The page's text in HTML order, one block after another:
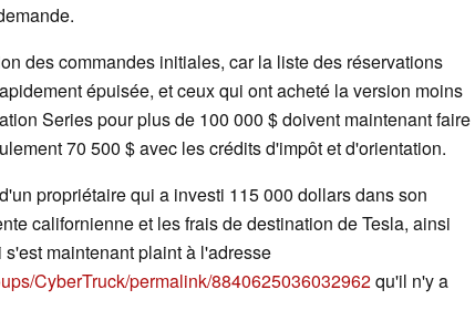
des commandes initiales, car la liste des réservations
épuisée, et ceux qui ont acheté la version moins
Series pour plus de 100 000 $ doivent maintenant faire
70 500 $ avec les crédits d'impôt et d'orientation.
propriétaire qui a investi 115 000 dollars dans son
californienne et les frais de destination de Tesla, ainsi
maintenant plaint à l'adresse
CyberTruck/permalink/8840625036032962qu'il n'y a